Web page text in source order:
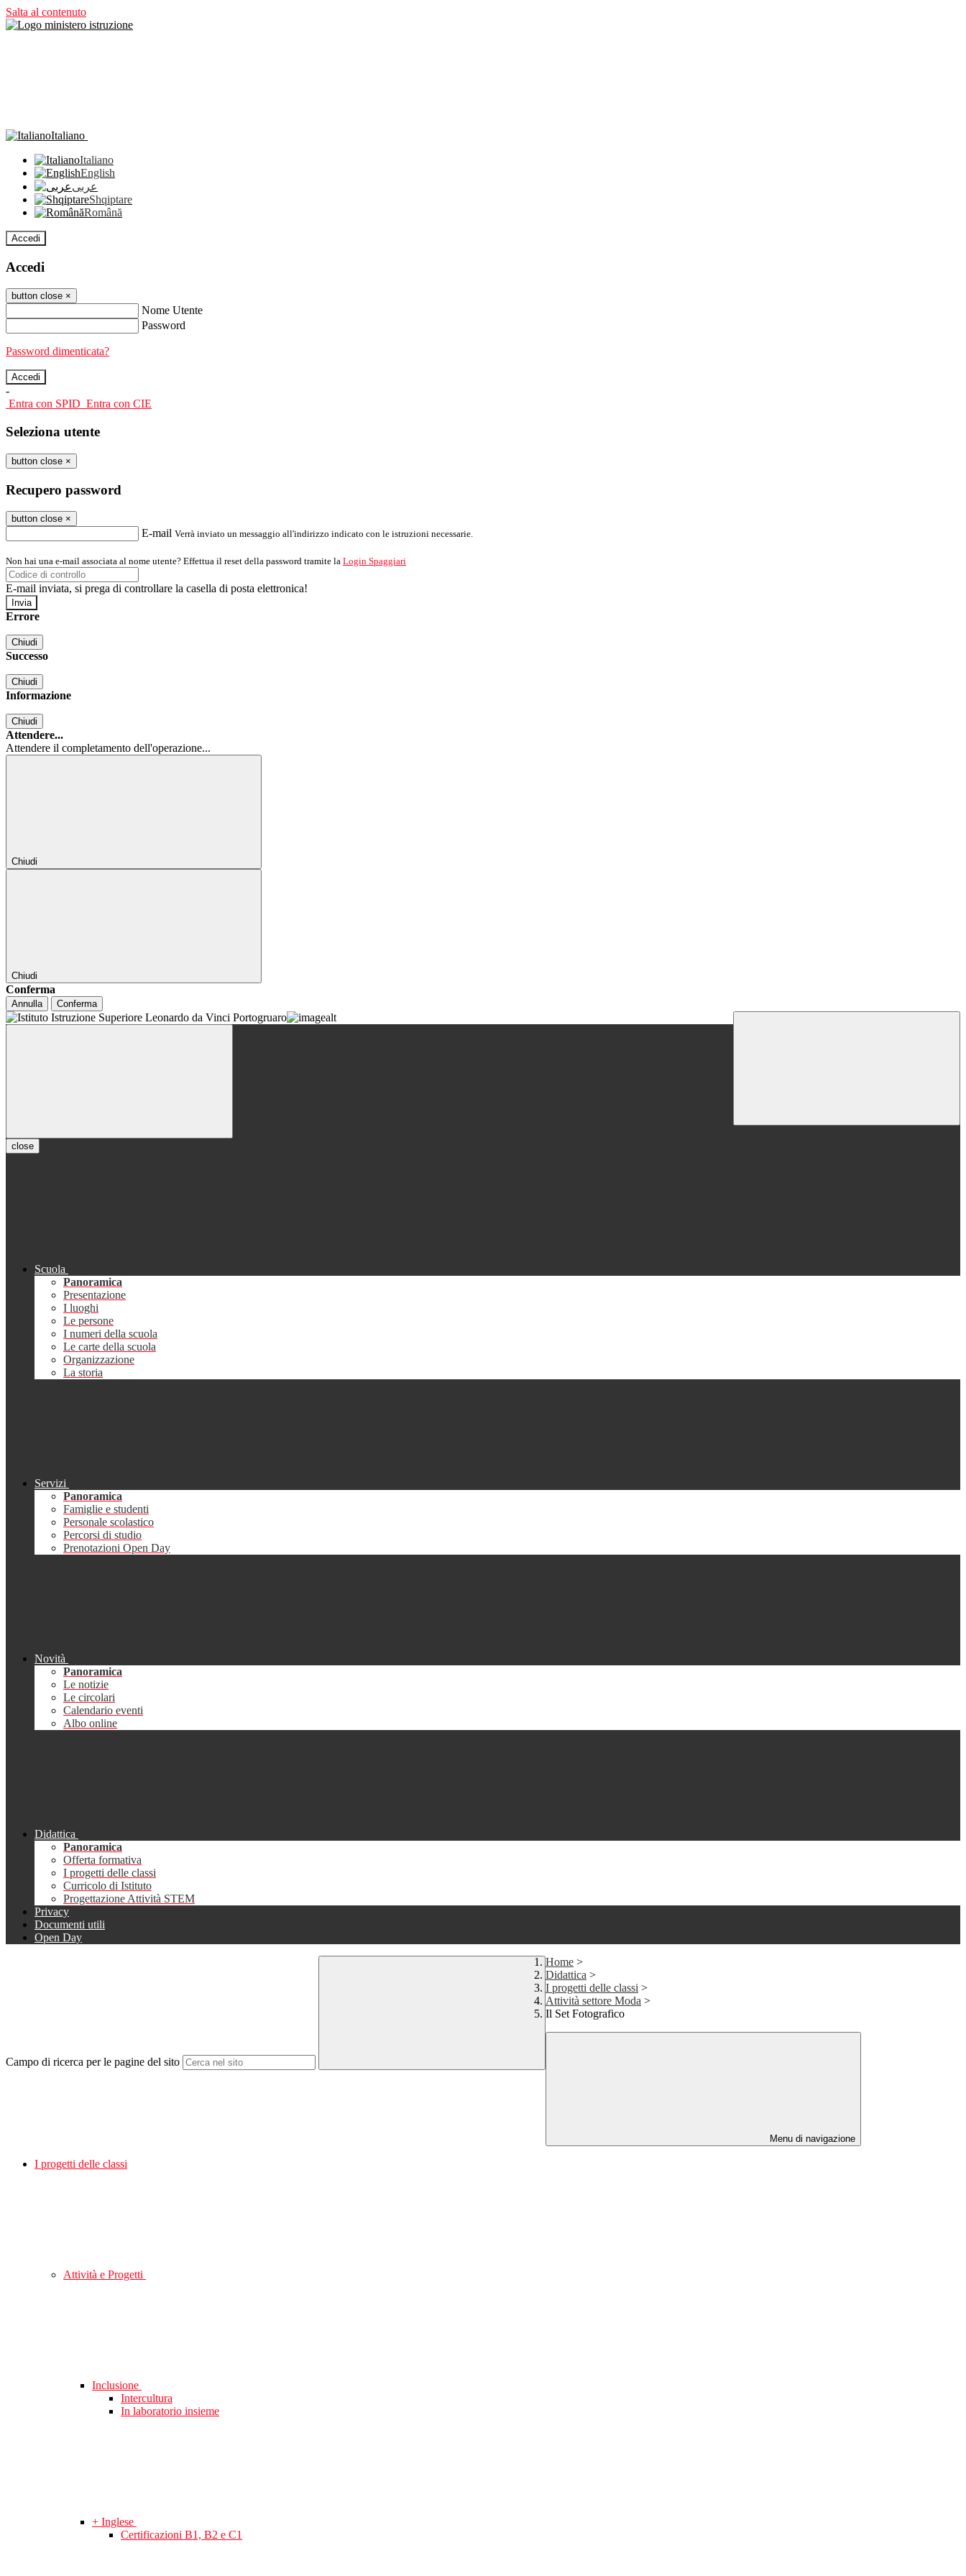
Salta al contenuto
Italiano
Italiano
English
عربى
Shqiptare
Română
Accedi
Accedi
button close ×
Nome Utente
Password
Password dimenticata?
-
Entra con SPID Entra con CIE
Seleziona utente
button close ×
Recupero password
button close ×
E-mail Verrà inviato un messaggio all'indirizzo indicato con le istruzioni necessarie.
Non hai una e-mail associata al nome utente? Effettua il reset della password tramite la Login Spaggiari
E-mail inviata, si prega di controllare la casella di posta elettronica!
Errore
Chiudi
Successo
Chiudi
Informazione
Chiudi
Attendere...
Attendere il completamento dell'operazione...
Chiudi
Chiudi
Conferma
Annulla Conferma
close
Scuola
Panoramica
Presentazione
I luoghi
Le persone
I numeri della scuola
Le carte della scuola
Organizzazione
La storia
Servizi
Panoramica
Famiglie e studenti
Personale scolastico
Percorsi di studio
Prenotazioni Open Day
Novità
Panoramica
Le notizie
Le circolari
Calendario eventi
Albo online
Didattica
Panoramica
Offerta formativa
I progetti delle classi
Curricolo di Istituto
Progettazione Attività STEM
Privacy
Documenti utili
Open Day
Campo di ricerca per le pagine del sito
Home >
Didattica >
I progetti delle classi >
Attività settore Moda >
Il Set Fotografico
Menu di navigazione
I progetti delle classi
Attività e Progetti
Inclusione
Intercultura
In laboratorio insieme
+ Inglese
Certificazioni B1, B2 e C1